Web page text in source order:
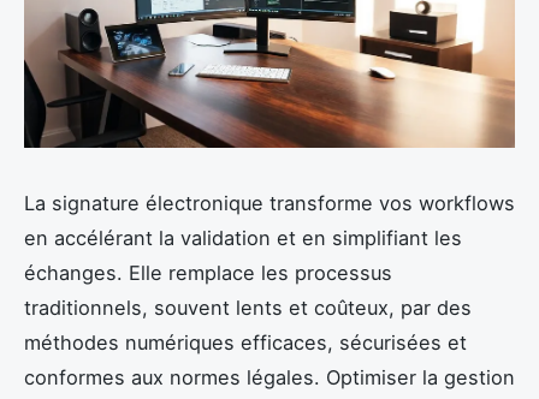
La signature électronique transforme vos workflows
en accélérant la validation et en simplifiant les
échanges. Elle remplace les processus
traditionnels, souvent lents et coûteux, par des
méthodes numériques efficaces, sécurisées et
conformes aux normes légales. Optimiser la gestion